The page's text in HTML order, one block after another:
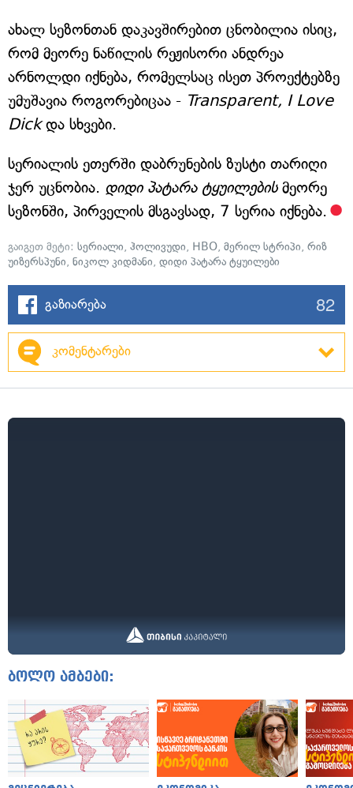
ახალ სეზონთან დაკავშირებით ცნობილია ისიც,
რომ მეორე ნაწილის რეჟისორი ანდრეა
არნოლდი იქნება, რომელსაც ისეთ პროექტებზე
უმუშავია როგორებიცაა - Transparent, I Love
Dickდა სხვები.
სერიალის ეთერში დაბრუნების ზუსტი თარიღი
ჯერ უცნობია. დიდი პატარა ტყუილებისმეორე
სეზონში, პირველის მსგავსად, 7 სერია იქნება.
გაიგეთ მეტი: სერიალი, ჰოლივუდი, HBO, მერილ სტრიპი, რიზ
უიზერსპუნი, ნიკოლ კიდმანი, დიდი პატარა ტყუილები
გაზიარება 82
კომენტარები
ბოლო ამბები: